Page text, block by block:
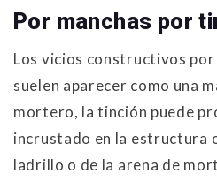
Por manchas por
Los vicios constructivos
suelen aparecer como una
mortero, la tinción puede
incrustado en la estructura
ladrillo o de la arena de